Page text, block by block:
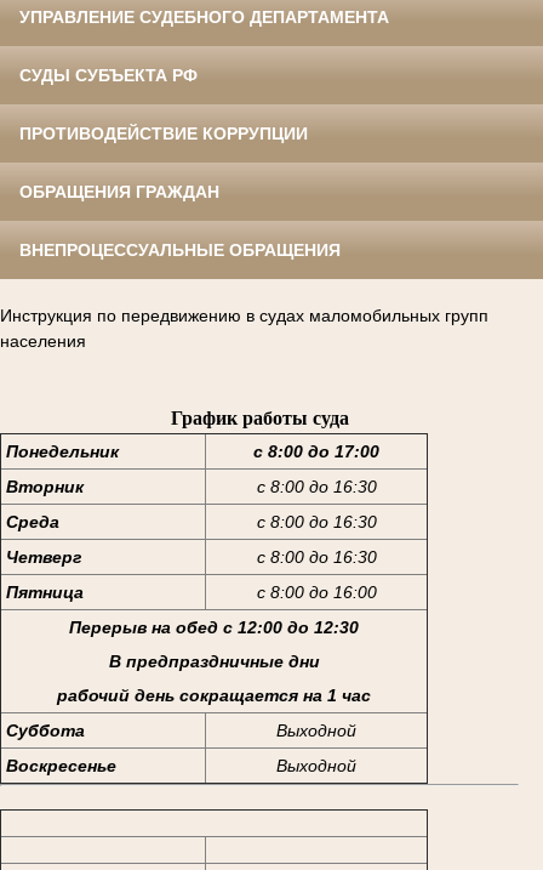
УПРАВЛЕНИЕ СУДЕБНОГО ДЕПАРТАМЕНТА
СУДЫ СУБЪЕКТА РФ
ПРОТИВОДЕЙСТВИЕ КОРРУПЦИИ
ОБРАЩЕНИЯ ГРАЖДАН
ВНЕПРОЦЕССУАЛЬНЫЕ ОБРАЩЕНИЯ
Инструкция по передвижению в судах маломобильных групп
населения
График работы суда
Понедельник
с 8:00 до 17:00
Вторник
с 8:00 до 16:30
Среда
с 8:00 до 16:30
Четверг
с 8:00 до 16:30
Пятница
с 8:00 до 16:00
Перерыв на обед с 12:00 до 12:30
В предпраздничные дни
рабочий день сокращается на 1 час
Суббота
Выходной
Воскресенье
Выходной